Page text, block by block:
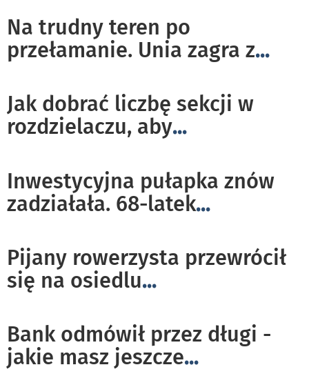
Na trudny teren po
przełamanie. Unia zagra z...
Jak dobrać liczbę sekcji w
rozdzielaczu, aby...
Inwestycyjna pułapka znów
zadziałała. 68-latek...
Pijany rowerzysta przewrócił
się na osiedlu...
Bank odmówił przez długi -
jakie masz jeszcze...